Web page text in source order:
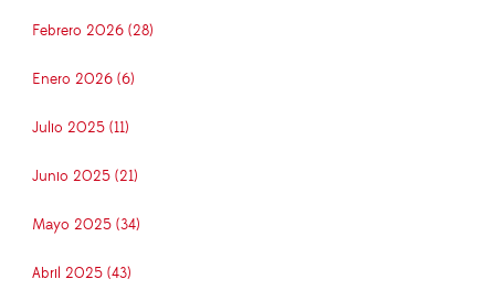
Febrero 2026 (28)
Enero 2026 (6)
Julio 2025 (11)
Junio 2025 (21)
Mayo 2025 (34)
Abril 2025 (43)